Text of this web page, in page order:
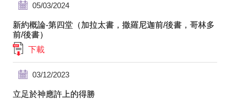
05/03/2024
新約概論-第四堂（加拉太書，撒羅尼迦前/後書，哥林多
前/後書）
下載
03/12/2023
立足於神應許上的得勝